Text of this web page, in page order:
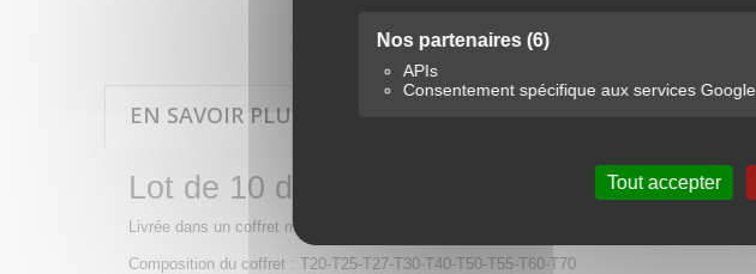
Nos partenaires (6)
APIs
Consentement spécifique aux services Google
Tout accepter
EN SAVOIR PLUS SUR 10 DOUILLES TOURNEVIS 1/2" TORX
Lot de 10 douilles tournevis Torx
Livrée dans un coffret métallique.
Composition du coffret : T20-T25-T27-T30-T40-T50-T55-T60-T70